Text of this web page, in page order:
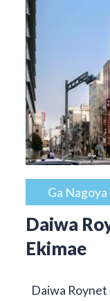
Ga Nagoya
Daiwa
Ekimae
Daiwa